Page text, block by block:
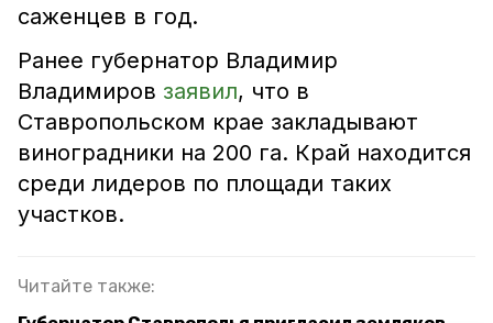
саженцев в год.
Ранее губернатор Владимир
Владимиров заявил, что в
Ставропольском крае закладывают
виноградники на 200 га. Край находится
среди лидеров по площади таких
участков.
Читайте также: